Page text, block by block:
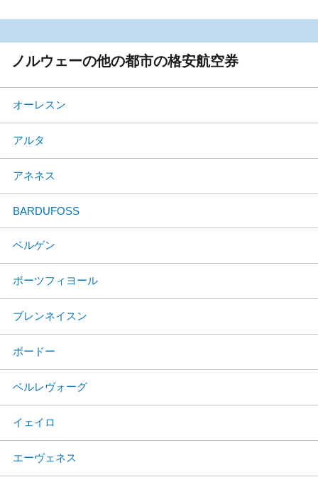
ノルウェーの他の都市の格安航空券
オーレスン
アルタ
アネネス
BARDUFOSS
ベルゲン
ボーツフィヨール
ブレンネイスン
ボードー
ベルレヴォーグ
イェイロ
エーヴェネス